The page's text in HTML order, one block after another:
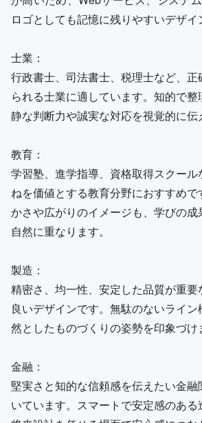
ロゴとしても記憶に残りやすいデザイ
士業：
行政書士、司法書士、税理士など、
られる士業に適しています。知的で
静な判断力や誠実な対応を視覚的に伝
教育：
学習塾、進学指導、資格取得スクー
ねを価値とする教育分野におすすめ
かさや広がりのイメージも、学びの成
自然に重なります。
製造：
精密さ、均一性、安定した品質が重
良いデザインです。無駄のないライ
然としたものづくりの姿勢を印象づけ
金融：
堅実さと知的な信頼感を伝えたい金融
いています。スマートで安定感のあ